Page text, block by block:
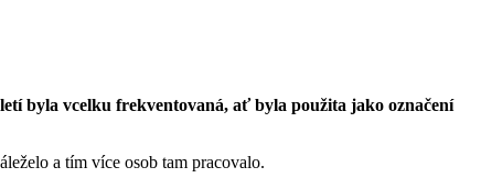
byla vcelku frekventovaná, ať byla použita jako označení
a tím více osob tam pracovalo.